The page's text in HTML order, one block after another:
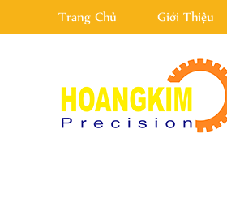
Trang Chủ Giới Thiệu